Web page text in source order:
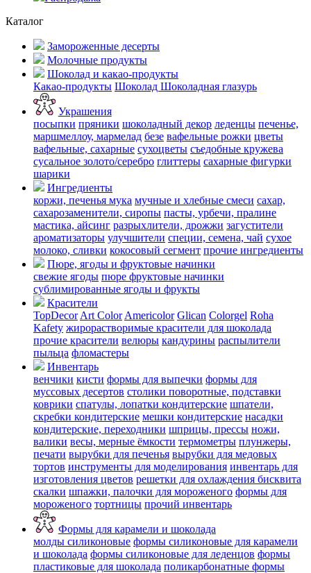
Каталог
Замороженные десерты
Молочные продукты
Шоколад и какао-продукты
Какао-продукты Шоколад Шоколадная глазурь
Украшения
посыпки пряники шоколадный декор леденцы печенье,
маршмеллоу, мармелад безе вафельные рожки цветы
вафельные, сахарные сухоцветы съедобные кружева
сусальное золото/серебро глиттеры сахарные фигурки
шарики
Ингредиенты
коржи, печенья мука мучные и хлебные смеси сахар,
сахарозаменители, сиропы пасты, урбечи, пралине
мастика, айсинг разрыхлители, дрожжи загустители
ароматизаторы улучшители специи, семена, чай сухое
молоко, сливки кокосовый сегмент прочие ингредиенты
Пюре, ягоды и фруктовые начинки
свежие ягоды пюре фруктовые начинки
сублимированные ягоды и фрукты
Красители
TopDecor Art Color Americolor Glican Colorgel Roha
Kafety жирорастворимые красители для шоколада
прочие красители велюры кандурины распылители
пыльца фломастеры
Инвентарь
венчики кисти формы для выпечки формы для
муссовых десертов столики поворотные, подставки
коврики cпатулы, лопатки кондитерские шпатели,
скребки кондитерские мешки кондитерские насадки
кондитерские, переходники шприцы, прессы ножи,
валики весы, мерные ёмкости термометры плунжеры,
печати вырубки для печенья вырубки для медовых
тортов инструменты для моделирования инвентарь для
изготовления цветов решетки для охлаждения бисквита
скалки шпажки, палочки для мороженого формы для
мороженого тортницы прочий инвентарь
Формы для карамели и шоколада
молды силиконовые формы силиконовые для карамели
и шоколада формы силиконовые для леденцов формы
пластиковые для шоколада поликарбонатные формы